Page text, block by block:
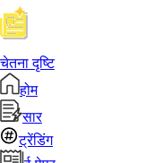
चेतना दृष्टि
होम
सार
ट्रेंडिंग